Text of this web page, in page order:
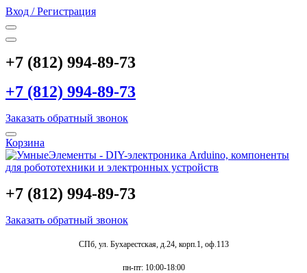
Вход / Регистрация
+7 (812) 994-89-73
+7 (812) 994-89-73
Заказать обратный звонок
Корзина
+7 (812) 994-89-73
Заказать обратный звонок
СПб, ул. Бухарестская, д.24, корп.1, оф.113
пн-пт: 10:00-18:00